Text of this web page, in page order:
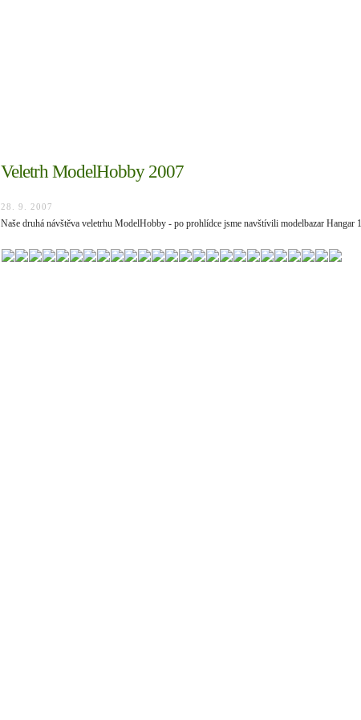
Veletrh ModelHobby 2007
28. 9. 2007
Naše druhá návštěva veletrhu ModelHobby - po prohlídce jsme navštívili modelbazar Hangar 1.